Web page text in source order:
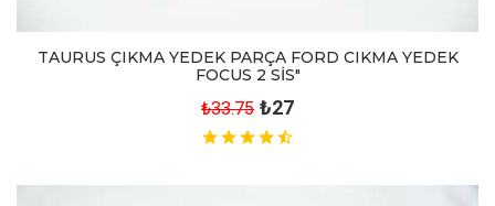
TAURUS ÇIKMA YEDEK PARÇA FORD CIKMA YEDEK
FOCUS 2 SİS"
₺33.75 ₺27